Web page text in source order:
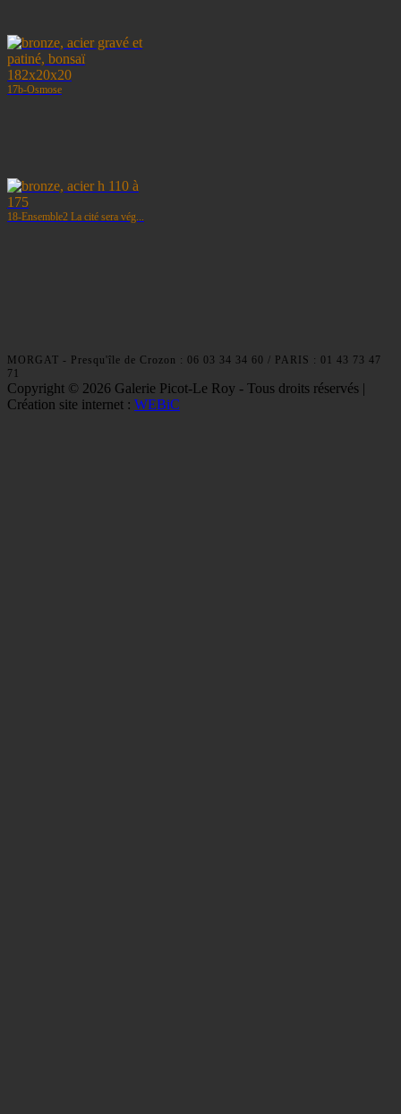
17b-Osmose
18-Ensemble2 La cité sera vég...
MORGAT - Presqu'île de Crozon : 06 03 34 34 60 / PARIS : 01 43 73 47
71
Copyright © 2026 Galerie Picot-Le Roy - Tous droits réservés |
Création site internet : WEBiC